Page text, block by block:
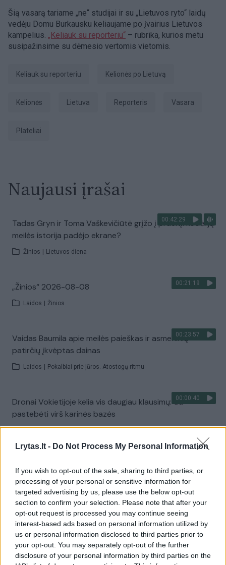
Lrytas.lt - Do Not Process My Personal Information
If you wish to opt-out of the sale, sharing to third parties, or
processing of your personal or sensitive information for
targeted advertising by us, please use the below opt-out
section to confirm your selection. Please note that after your
opt-out request is processed you may continue seeing
interest-based ads based on personal information utilized by
us or personal information disclosed to third parties prior to
your opt-out. You may separately opt-out of the further
disclosure of your personal information by third parties on the
Šią vasarą tariame „ne“ studijai ir su „Lietuvos ryto“ laidų
vedėju Domu Burkausku keliaujame po įvairius Lietuvos
kampelius. „Keliauk su reporteriu“ – rubrika, kurios metu
susipažinsime su dėmesio vertomis vietomis.
Keliauk su reporteriu kelionės po Lietuvą
Kelionės Lietuva Reporteris Vasara
Plateliai
Naujausi įrašai
00:42:29
Tadas Gryn ir Toma Vaškevičiūtė grįžo į praeitį: kodėl jų
meilės istorija padėjo ekrane?
Žinios Lietuvos diena
00:21:19
„Žinios“ 2026-08-08
Laidos Žinios
00:23:57
Vaidas Baumila apie meilės paieškas ir asmeninių
patirčių įkvėptas dainas
Laidos Pokalbiai prie jūros. Atostogų ritmu
00:00:40
Dronai Vokietijoje kelia vis daugiau klausimų: du
pastebėti virš karinės bazės
Žiūrimiausi įrašai
00:00:30
Vaizdai iš tragiškos avarijos Vilniaus r.: dviejų moterų ir
vaiko gyvybių išgelbėti nepavyko